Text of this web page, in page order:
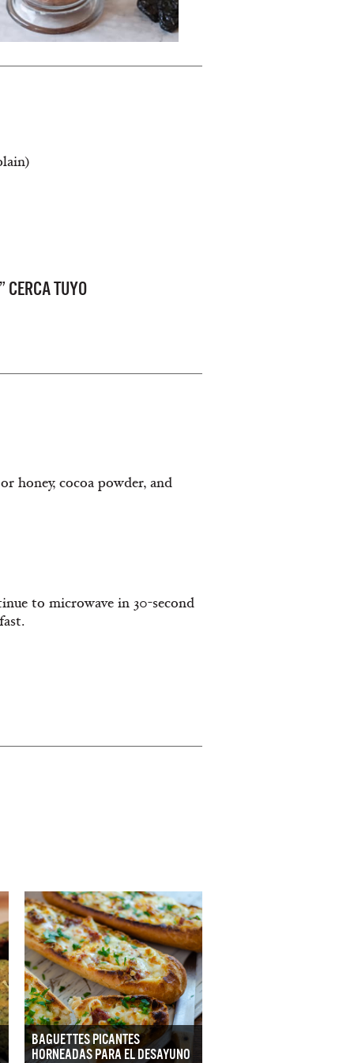
CERCA TUYO
honey, cocoa powder, and
to microwave in 30-second
BAGUETTES PICANTES
HORNEADAS PARA EL DESAYUNO